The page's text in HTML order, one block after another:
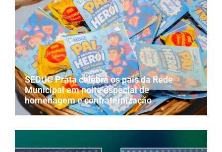
SEDUC Prata celebra os pais da Rede
Municipal em noite especial de
homenagem e confraternização